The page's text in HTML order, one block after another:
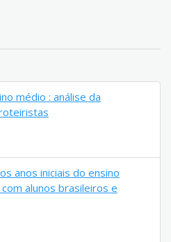
médio : análise da
anos iniciais do ensino
alunos brasileiros e